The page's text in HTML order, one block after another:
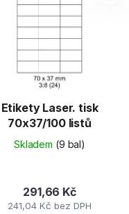
Etikety Laser. tisk
70x37/100 listů
Skladem (9 bal)
241,04 Kč bez DPH
291,66 Kč